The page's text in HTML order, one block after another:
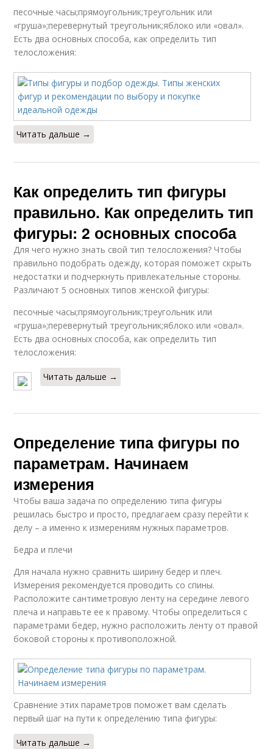
песочные часы;прямоугольник;треугольник или
«груша»;перевернутый треугольник;яблоко или «овал».
Есть два основных способа, как определить тип
телосложения:
Читать дальше →
Как определить тип фигуры
правильно. Как определить тип
фигуры: 2 основных способа
Для чего нужно знать свой тип телосложения? Чтобы
правильно подобрать одежду, которая поможет скрыть
недостатки и подчеркнуть привлекательные стороны.
Различают 5 основных типов женской фигуры:
песочные часы;прямоугольник;треугольник или
«груша»;перевернутый треугольник;яблоко или «овал».
Есть два основных способа, как определить тип
телосложения:
Читать дальше →
Определение типа фигуры по
параметрам. Начинаем
измерения
Чтобы ваша задача по определению типа фигуры
решилась быстро и просто, предлагаем сразу перейти к
делу – а именно к измерениям нужных параметров.
Бедра и плечи
Для начала нужно сравнить ширину бедер и плеч.
Измерения рекомендуется проводить со спины.
Расположите сантиметровую ленту на середине левого
плеча и направьте ее к правому. Чтобы определиться с
параметрами бедер, нужно расположить ленту от правой
боковой стороны к противоположной.
Сравнение этих параметров поможет вам сделать
первый шаг на пути к определению типа фигуры:
Читать дальше →